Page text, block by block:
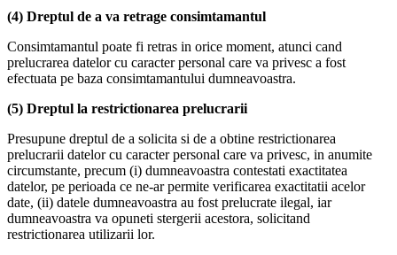
(4) Dreptul de a va retrage consimtamantul
Consimtamantul poate fi retras in orice moment, atunci cand
prelucrarea datelor cu caracter personal care va privesc a fost
efectuata pe baza consimtamantului dumneavoastra.
(5) Dreptul la restrictionarea prelucrarii
Presupune dreptul de a solicita si de a obtine restrictionarea
prelucrarii datelor cu caracter personal care va privesc, in anumite
circumstante, precum (i) dumneavoastra contestati exactitatea
datelor, pe perioada ce ne-ar permite verificarea exactitatii acelor
date, (ii) datele dumneavoastra au fost prelucrate ilegal, iar
dumneavoastra va opuneti stergerii acestora, solicitand
restrictionarea utilizarii lor.